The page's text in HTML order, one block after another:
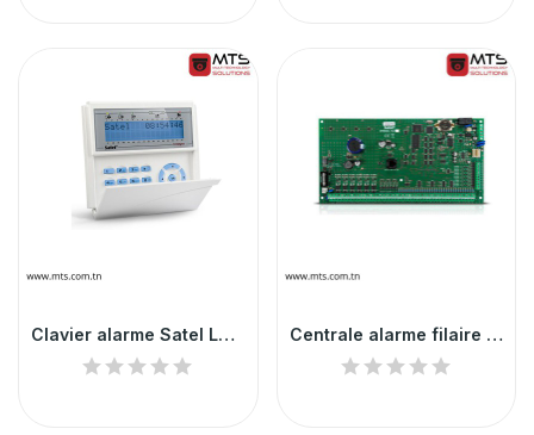
Clavier alarme Satel LCD pour les centrales... Centrale alarme filaire 64 zones Satel